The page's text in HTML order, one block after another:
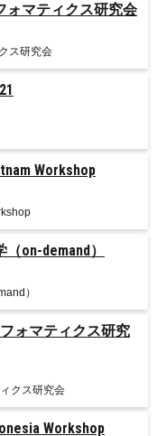
Workshop
ォマティクス研究
クス研究会
on-demand）
）
Workshop
ォマティクス研究会
ス研究会